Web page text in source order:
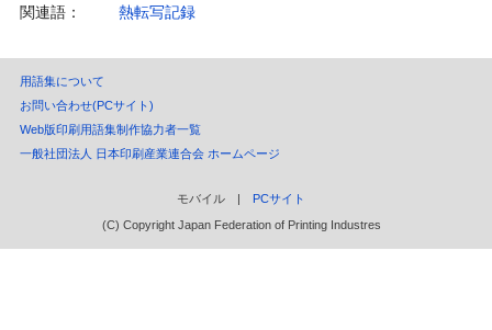
関連語： 熱転写記録
用語集について
お問い合わせ(PCサイト)
Web版印刷用語集制作協力者一覧
一般社団法人 日本印刷産業連合会 ホームページ
モバイル | PCサイト
(C) Copyright Japan Federation of Printing Industres